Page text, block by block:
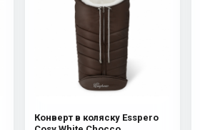
Конверт в коляску Esspero